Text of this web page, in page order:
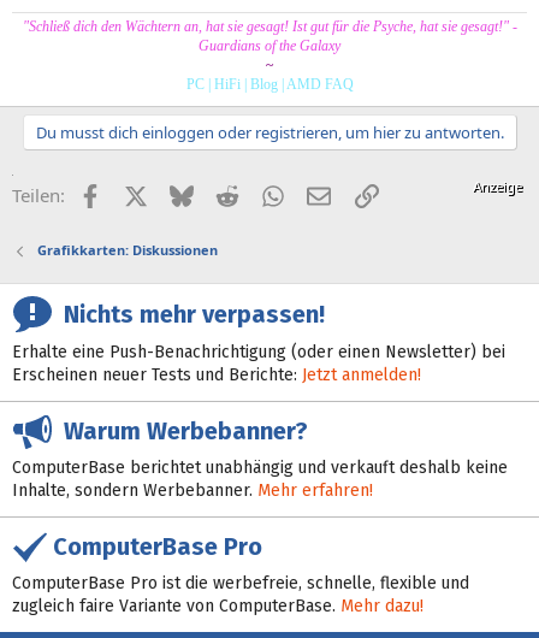
"Schließ dich den Wächtern an, hat sie gesagt! Ist gut für die Psyche, hat sie gesagt!" -
Guardians of the Galaxy
~
PC| HiFi| Blog| AMD FAQ
Du musst dich einloggen oder registrieren, um hier zu antworten.
Teilen: FacebookX (Twitter)
BlueskyRedditWhatsApp
E-MailLink
Grafikkarten: Diskussionen
Nichts mehr verpassen!
Erhalte eine Push-Benachrichtigung (oder einen Newsletter) bei
Erscheinen neuer Tests und Berichte: Jetzt anmelden!
Warum Werbebanner?
ComputerBase berichtet unabhängig und verkauft deshalb keine
Inhalte, sondern Werbebanner. Mehr erfahren!
ComputerBase Pro
ComputerBase Pro ist die werbefreie, schnelle, flexible und
zugleich faire Variante von ComputerBase. Mehr dazu!